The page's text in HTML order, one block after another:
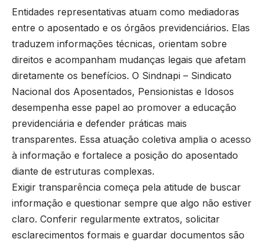
Entidades representativas atuam como mediadoras
entre o aposentado e os órgãos previdenciários. Elas
traduzem informações técnicas, orientam sobre
direitos e acompanham mudanças legais que afetam
diretamente os benefícios. O Sindnapi – Sindicato
Nacional dos Aposentados, Pensionistas e Idosos
desempenha esse papel ao promover a educação
previdenciária e defender práticas mais
transparentes. Essa atuação coletiva amplia o acesso
à informação e fortalece a posição do aposentado
diante de estruturas complexas.
Exigir transparência começa pela atitude de buscar
informação e questionar sempre que algo não estiver
claro. Conferir regularmente extratos, solicitar
esclarecimentos formais e guardar documentos são